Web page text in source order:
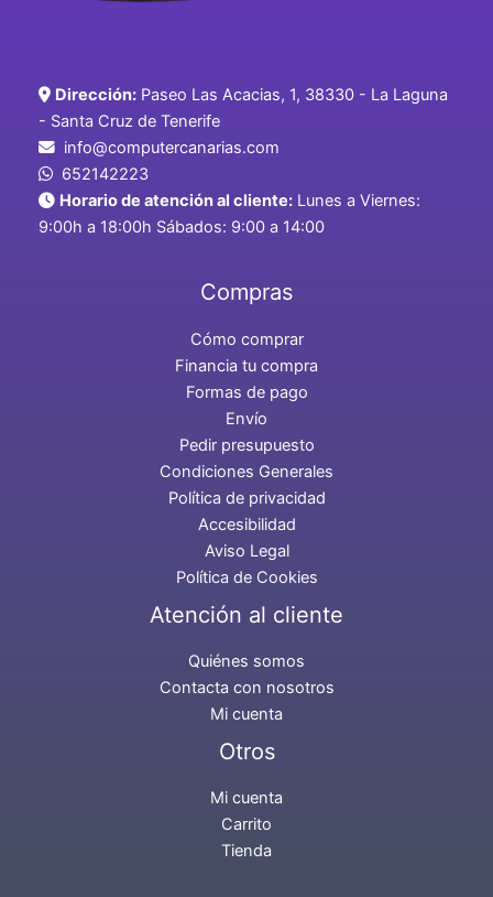
Dirección: Paseo Las Acacias, 1, 38330 - La Laguna
- Santa Cruz de Tenerife
info@computercanarias.com
652142223
Horario de atención al cliente: Lunes a Viernes:
9:00h a 18:00h Sábados: 9:00 a 14:00
Compras
Cómo comprar
Financia tu compra
Formas de pago
Envío
Pedir presupuesto
Condiciones Generales
Política de privacidad
Accesibilidad
Aviso Legal
Política de Cookies
Atención al cliente
Quiénes somos
Contacta con nosotros
Mi cuenta
Otros
Mi cuenta
Carrito
Tienda